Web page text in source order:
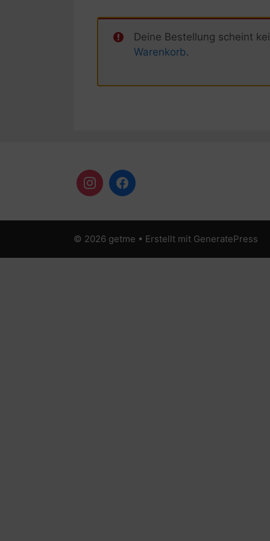
Deine Bestellung scheint
Warenkorb.
© 2026 getme • Erstellt mit GeneratePress